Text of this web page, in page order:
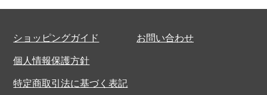
ショッピングガイド お問い合わせ
個人情報保護方針
特定商取引法に基づく表記